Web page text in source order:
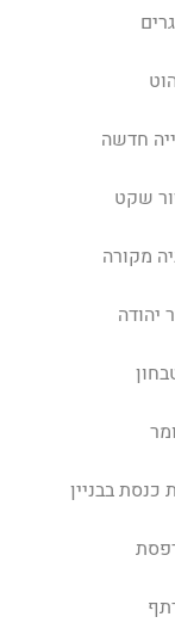
חדשה
שקט
מקורה
יהודה
כנסת בבניין